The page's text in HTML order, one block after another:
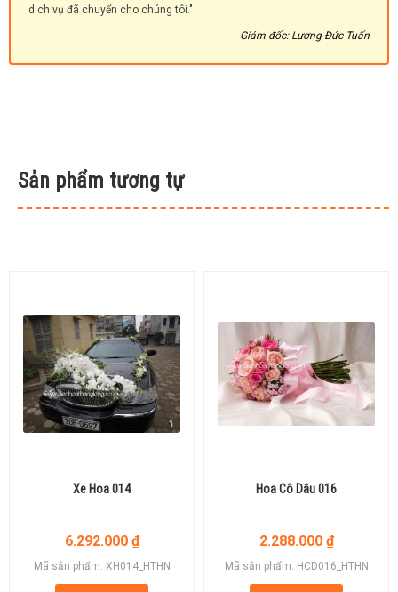
dịch vụ đã chuyển cho chúng tôi."
Giám đốc: Lương Đức Tuấn
Sản phẩm tương tự
Xe Hoa 014
6.292.000 ₫
Mã sản phẩm: XH014_HTHN
Hoa Cô Dâu 016
2.288.000 ₫
Mã sản phẩm: HCD016_HTHN